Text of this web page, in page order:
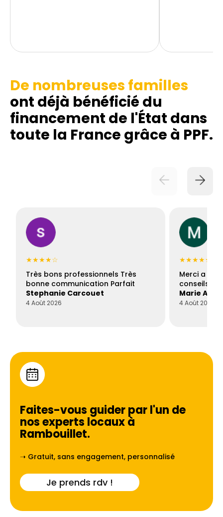
De nombreuses familles
ont déjà bénéficié du
financement de l'État dans
toute la France grâce à PPF.
★★★★☆
Très bons professionnels Très
bonne communication Parfait
Stephanie Carcouet
4 Août 2026
★★★★★
Merci a
conseils
Marie
4 Août 2026
Faites-vous guider par l'un de
nos experts locaux à
Rambouillet.
➝ Gratuit, sans engagement, personnalisé
Je prends rdv !